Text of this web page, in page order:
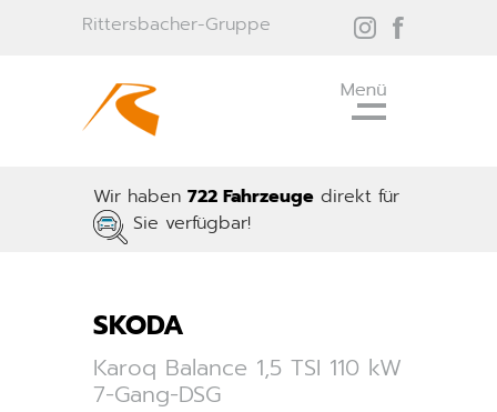
Rittersbacher-Gruppe
Wir haben 722 Fahrzeuge direkt für
Sie verfügbar!
SKODA
Karoq Balance 1,5 TSI 110 kW
7-Gang-DSG